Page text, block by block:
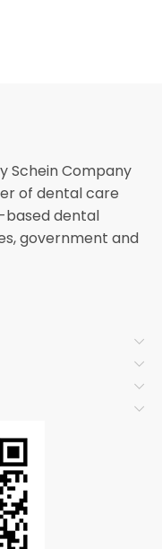
Schein Company
of dental care
based dental
government and